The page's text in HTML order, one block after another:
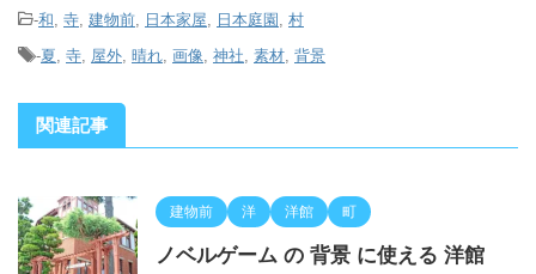
-和 寺 建物前 日本家屋 日本庭園 村
-夏 寺 屋外 晴れ 画像 神社 素材 背景
関連記事
建物前 洋 洋館 町
ノベルゲーム の 背景 に使える 洋館